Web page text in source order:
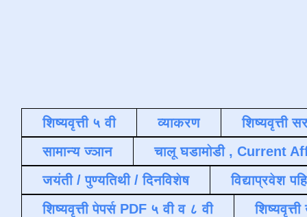
शिष्यवृत्ती ५ वी व्याकरण
शिष्यवृत्ती
सामान्य ज्ञान
चालू घडामोडी , Current
जयंती / पुण्यतिथी / दिनविशेष
विद्याप्रवेश
शिष्यवृत्ती पेपर्स PDF ५ वी व ८ वी